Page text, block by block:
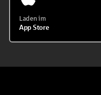
Laden im
App Store